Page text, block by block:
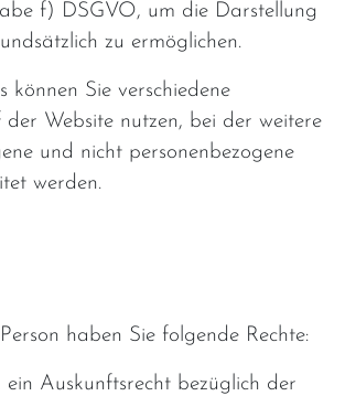
f) DSGVO, um die Darstellung
zu ermöglichen.
können Sie verschiedene
der Website nutzen, bei der weitere
und nicht personenbezogene
werden.
haben Sie folgende Rechte:
ein Auskunftsrecht bezüglich der